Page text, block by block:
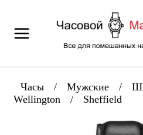
Часы / Мужские /
Wellington
/ Sheffield